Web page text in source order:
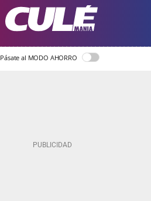
Pásate al MODO AHORRO